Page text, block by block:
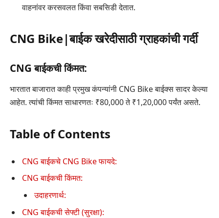
वाहनांवर करसवलत किंवा सबसिडी देतात.
CNG Bike|बाईक खरेदीसाठी ग्राहकांची गर्दी
CNG बाईकची किंमत:
भारतात बाजारात काही प्रमुख कंपन्यांनी CNG Bike बाईक्स सादर केल्या
आहेत. त्यांची किंमत साधारणतः ₹80,000 ते ₹1,20,000 पर्यंत असते.
Table of Contents
CNG बाईकचे CNG Bike फायदे:
CNG बाईकची किंमत:
उदाहरणार्थ:
CNG बाईकची सेफ्टी (सुरक्षा):